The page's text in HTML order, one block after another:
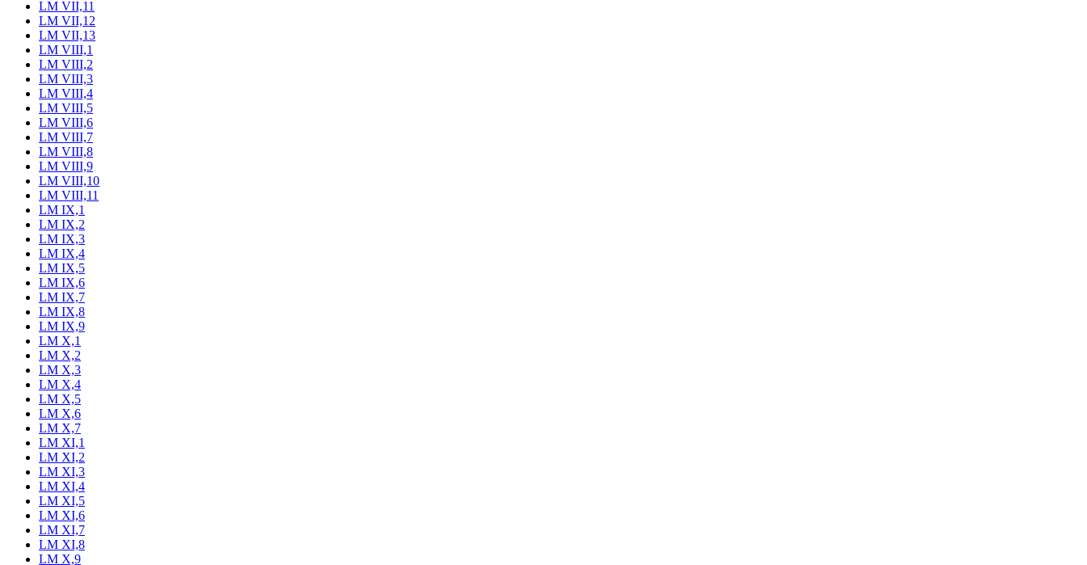
LM VII,11
LM VII,12
LM VII,13
LM VIII,1
LM VIII,2
LM VIII,3
LM VIII,4
LM VIII,5
LM VIII,6
LM VIII,7
LM VIII,8
LM VIII,9
LM VIII,10
LM VIII,11
LM IX,1
LM IX,2
LM IX,3
LM IX,4
LM IX,5
LM IX,6
LM IX,7
LM IX,8
LM IX,9
LM X,1
LM X,2
LM X,3
LM X,4
LM X,5
LM X,6
LM X,7
LM XI,1
LM XI,2
LM XI,3
LM XI,4
LM XI,5
LM XI,6
LM XI,7
LM XI,8
LM X,9